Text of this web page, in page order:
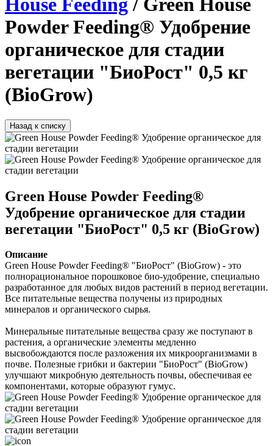
House Feeding/ Green House
Powder Feeding® Удобрение
органическое для стадии
вегетации "БиоРост" 0,5 кг
(BioGrow)
Назад к списку
Green House Powder Feeding®
Удобрение органическое для стадии
вегетации "БиоРост" 0,5 кг (BioGrow)
Описание
Green House Powder Feeding® "БиоРост" (BioGrow) - это
полнорациональное порошковое био-удобрение, специально
разработанное для любых видов растений в период вегетации.
Все питательные вещества получены из природных
минералов и органического сырья.
Минеральные питательные вещества сразу же поступают в
растения, а органические элементы медленно
высвобождаются после разложения их микроорганизмами в
почве. Полезные грибки и бактерии "БиоРост" (BioGrow)
улучшают микробную деятельность почвы, обеспечивая ее
компонентами, которые образуют гумус.